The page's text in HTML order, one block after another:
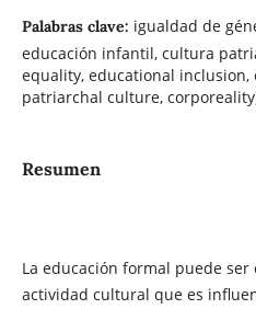
Palabras clave: igualdad de
educación infantil, cultura
equality, educational
patriarchal culture,
Resumen
La educación formal puede
actividad cultural que es